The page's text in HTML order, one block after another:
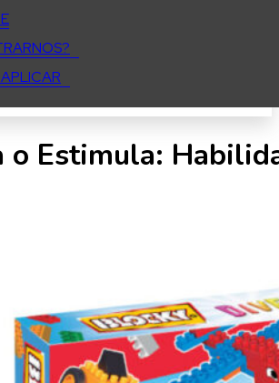
o Estimula: